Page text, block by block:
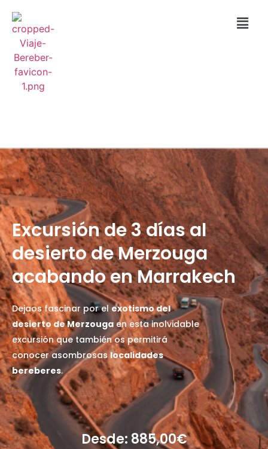
Excursión de 3 días al
desierto de Merzouga
acabando en Marrakech
Dejaos fascinar por el exotismo del
desierto de Merzouga en esta inolvidable
excursión que también os permitirá
conocer asombrosaslocalidades
bereberes.
Desde: 885,00€